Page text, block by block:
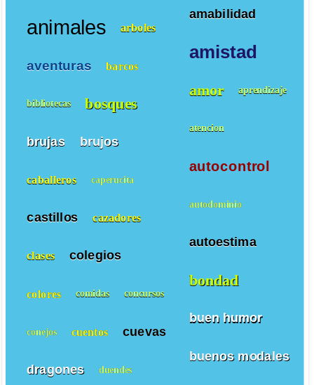
amabilidad
amistad
amor aprendizaje
atencion
autocontrol
autodominio
autoestima
bondad
buen humor
buenos modales
animales arboles
aventuras barcos
bibliotecas bosques
brujas brujos
caballeros caperucita
castillos cazadores
clases colegios
colores comidas concursos
conejos cuentos cuevas
dragones duendes